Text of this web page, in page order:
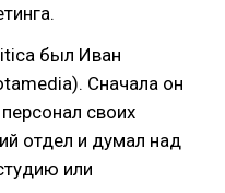
был Иван
Сначала он
своих
отдел и думал над
или